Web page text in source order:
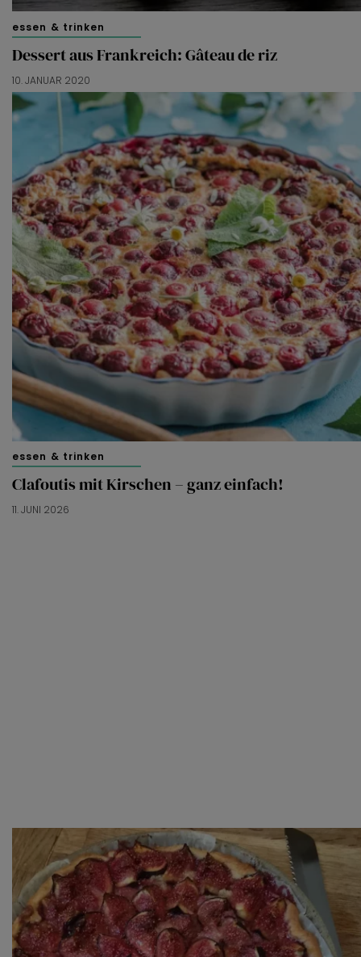
essen & trinken
Dessert aus Frankreich: Gâteau de riz
10. JANUAR 2020
essen & trinken
Clafoutis mit Kirschen – ganz einfach!
11. JUNI 2026